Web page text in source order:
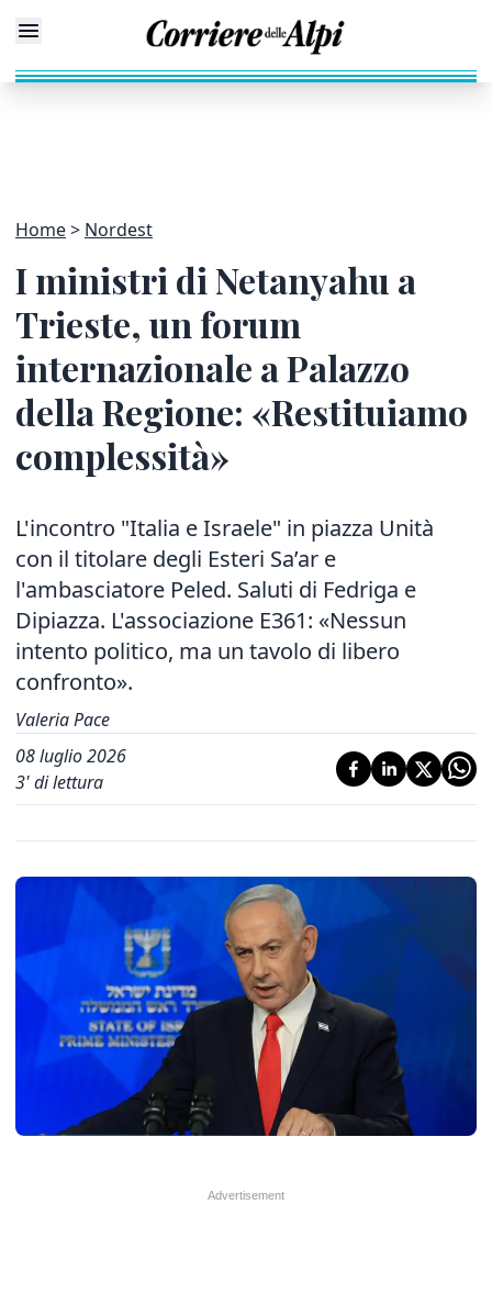
Home Nordest
I ministri di Netanyahu a
Trieste, un forum
internazionale a Palazzo
della Regione: «Restituiamo
complessità»
L'incontro "Italia e Israele" in piazza Unità
con il titolare degli Esteri Sa’ar e
l'ambasciatore Peled. Saluti di Fedriga e
Dipiazza. L'associazione E361: «Nessun
intento politico, ma un tavolo di libero
confronto».
Valeria Pace
08 luglio 2026
3' di lettura